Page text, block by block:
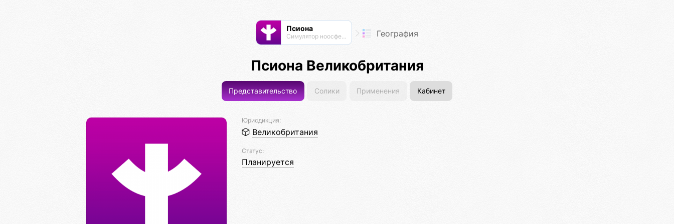
Псиона
Cимулятор ноосферы География
Псиона Великобритания
Представительство Солики Применения Кабинет
Юрисдикция:
Великобритания
Статус:
Планируется